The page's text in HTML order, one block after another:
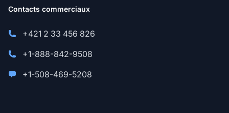
Contacts commerciaux
+421 2 33 456 826
+1-888-842-9508
+1-508-469-5208